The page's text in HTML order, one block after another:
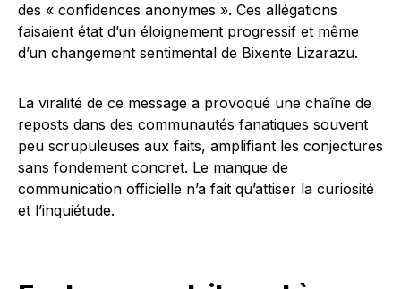
des « confidences anonymes ». Ces allégations
faisaient état d’un éloignement progressif et même
d’un changement sentimental de Bixente Lizarazu.
La viralité de ce message a provoqué une chaîne de
reposts dans des communautés fanatiques souvent
peu scrupuleuses aux faits, amplifiant les conjectures
sans fondement concret. Le manque de
communication officielle n’a fait qu’attiser la curiosité
et l’inquiétude.